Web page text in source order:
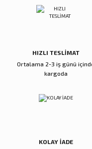
Ürün açıklamasında
Ürün bilgilerinde
HIZLI TESLİMAT
Ortalama 2-3 iş günü
kargoda
KOLAY İADE